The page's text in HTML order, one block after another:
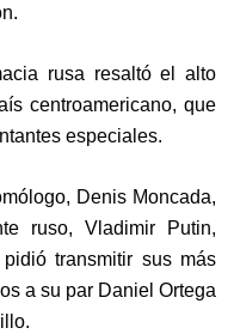
rusa resaltó el alto
centroamericano, que
especiales.
Denis Moncada,
ruso, Vladimir Putin,
transmitir sus más
a su par Daniel Ortega